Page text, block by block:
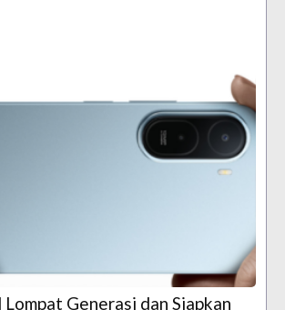
Lompat Generasi dan Siapkan